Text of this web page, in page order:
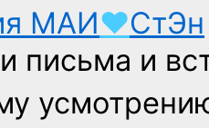
МАИ♥СтЭн
письма и